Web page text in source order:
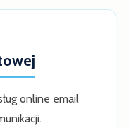
online email